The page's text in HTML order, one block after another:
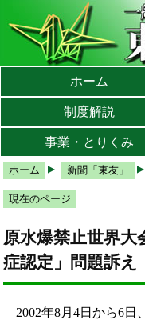
メインメニューへ
サブメニューへ
現在地ナビ（パンくずリ
ホーム
制度解説
事業・とりくみ
ホーム 新聞「東友」
現在のページ
原水爆禁止世界大
症認定」問題訴え
2002年8月4日から6日